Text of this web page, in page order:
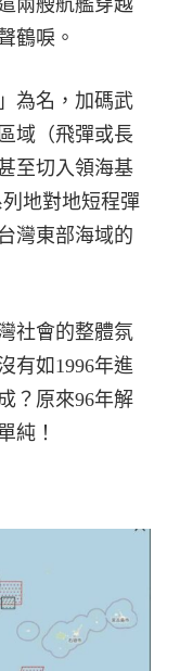
兩艘航艦穿越
鶴唳。
為名，加碼武
域（飛彈或長
至切入領海基
地對地短程彈
灣東部海域的
社會的整體氛
有如1996年進
？原來96年解
純！